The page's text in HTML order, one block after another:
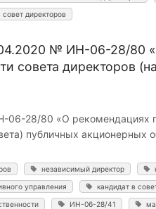
совет директоров
№ ИН-06-28/80
совета директоров
28/80 «О рекомендациях
публичных
независимый директор
управления кандидат в
ИН-06-28/41